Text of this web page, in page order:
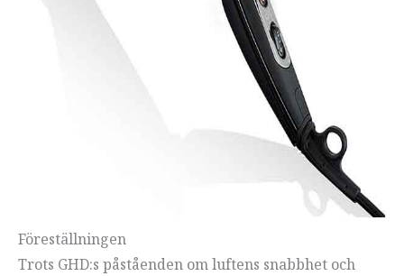
Föreställningen
Trots GHD:s påståenden om luftens snabbhet och